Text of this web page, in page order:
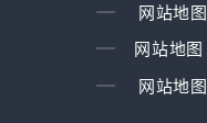
网站地图
网站地图
网站地图